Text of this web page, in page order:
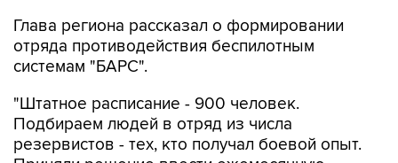
Глава региона рассказал о формировании
отряда противодействия беспилотным
системам "БАРС".
"Штатное расписание - 900 человек.
Подбираем людей в отряд из числа
резервистов - тех, кто получал боевой опыт.